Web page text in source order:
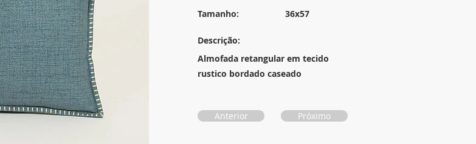
Tamanho: 36x57
Descrição:
Almofada retangular em tecido
rustico bordado caseado
Anterior Próximo